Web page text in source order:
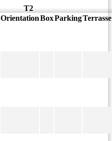
T2
OrientationBoxParkingTerrasse